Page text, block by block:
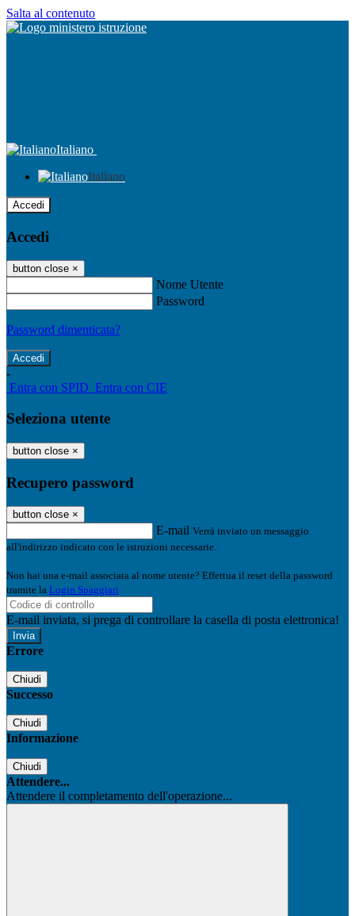
Salta al contenuto
Italiano
Italiano
Accedi
Accedi
button close ×
Nome Utente
Password
Password dimenticata?
-
Entra con SPID Entra con CIE
Seleziona utente
button close ×
Recupero password
button close ×
E-mail Verrà inviato un messaggio
all'indirizzo indicato con le istruzioni necessarie.
Non hai una e-mail associata al nome utente? Effettua il reset della password
tramite la Login Spaggiari
E-mail inviata, si prega di controllare la casella di posta elettronica!
Errore
Chiudi
Successo
Chiudi
Informazione
Chiudi
Attendere...
Attendere il completamento dell'operazione...